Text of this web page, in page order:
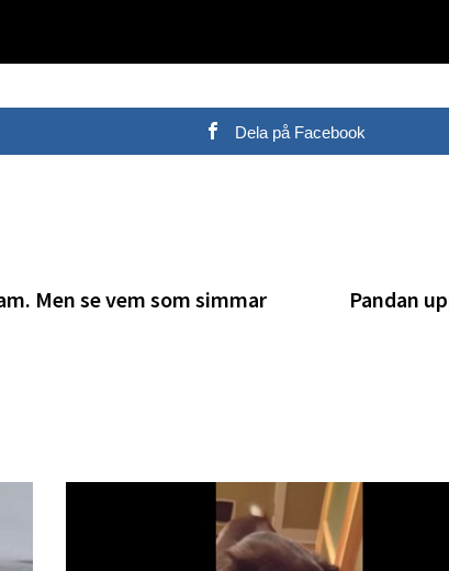
Dela på Facebook
Men se vem som simmar
Pandan